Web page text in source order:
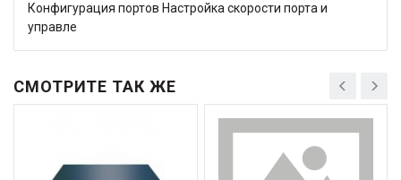
Конфигурация портов Настройка скорости порта и
управле
СМОТРИТЕ ТАК ЖЕ